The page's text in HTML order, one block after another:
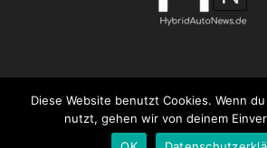
AGB Datenschutzerklärung FAQ
Pressemitteilung
Diese Website benutzt Cookies. Wenn
nutzt, gehen wir von deinem